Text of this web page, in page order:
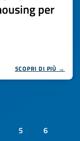
per
SCOPRI DI PIÙ →
5
6